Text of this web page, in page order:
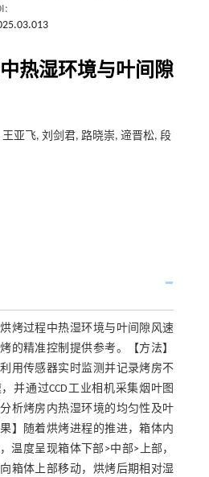
热湿环境与叶间隙
亚飞, 刘剑君, 路晓崇, 遆晋松, 段
烤过程中热湿环境与叶间隙风速
的精准控制提供参考。【方法】
用传感器实时监测并记录烤房不
并通过CCD工业相机采集烟叶图
析烤房内热湿环境的均匀性及叶
】随着烘烤进程的推进，箱体内
温度呈现箱体下部>中部>上部，
箱体上部移动，烘烤后期相对湿